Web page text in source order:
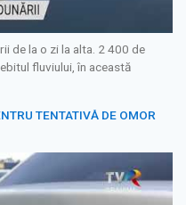
de la o zi la alta. 2 400 de
fluviului, în această
TENTATIVĂ DE OMOR